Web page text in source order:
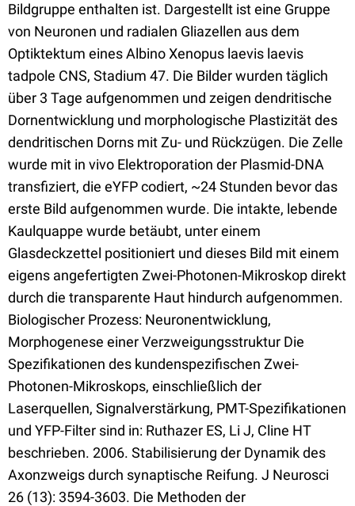
Bildgruppe enthalten ist. Dargestellt ist eine Gruppe
von Neuronen und radialen Gliazellen aus dem
Optiktektum eines Albino Xenopus laevis laevis
tadpole CNS, Stadium 47. Die Bilder wurden täglich
über 3 Tage aufgenommen und zeigen dendritische
Dornentwicklung und morphologische Plastizität des
dendritischen Dorns mit Zu- und Rückzügen. Die Zelle
wurde mit in vivo Elektroporation der Plasmid-DNA
transfiziert, die eYFP codiert, ~24 Stunden bevor das
erste Bild aufgenommen wurde. Die intakte, lebende
Kaulquappe wurde betäubt, unter einem
Glasdeckzettel positioniert und dieses Bild mit einem
eigens angefertigten Zwei-Photonen-Mikroskop direkt
durch die transparente Haut hindurch aufgenommen.
Biologischer Prozess: Neuronentwicklung,
Morphogenese einer Verzweigungsstruktur Die
Spezifikationen des kundenspezifischen Zwei-
Photonen-Mikroskops, einschließlich der
Laserquellen, Signalverstärkung, PMT-Spezifikationen
und YFP-Filter sind in: Ruthazer ES, Li J, Cline HT
beschrieben. 2006. Stabilisierung der Dynamik des
Axonzweigs durch synaptische Reifung. J Neurosci
26 (13): 3594-3603. Die Methoden der